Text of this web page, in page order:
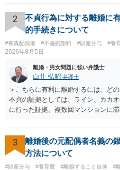
えられます。弁護士へ依頼している
談してください。
2
不貞行為に対する離婚に
的手続きについて
#有責配偶者 #不倫慰謝料 #財産分与 #養
2026年8月5日
離婚・男女問題に強い弁護士
白井 弘昭 弁護士
＞こちらに有利に離婚するには、ど
不貞の証拠としては、ライン、カカ
に行った証拠、複数回マンションに
婚する、慰謝料をとるなど）ことが
貞発覚後、長期間同居を続けると、
場合がありますので、ご注意くださ
3
離婚後の元配偶者名義の
方法について
#財産分与 #養育費 #離婚すること自体
#